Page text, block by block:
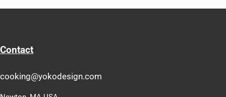
Contact
cooking@yokodesign.com